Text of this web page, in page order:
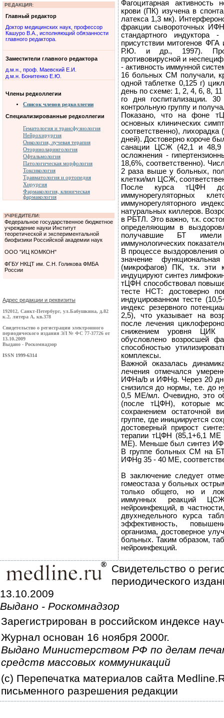
РЕДАКЦИЯ:
Главный редактор
Доктор медицинских наук, профессор
Кашуро В.А., исполняющий обязанности
главного редактора.
Заместители главного редактора
д.м.н., проф. Маевский Е.И.
д.м.н. Бонитенко Е.Ю.
Члены редколлегии
Список членов редколлегии
Специализированные редколлегии
Гематология и трансфузиология
Нейрохирургия
Онкология, лучевая терапия
Оториноларингология
Офтальмология
Патологическая морфология
Токсикология
Травматология и ортопедия
Хирургия
Фармакология, клиническая
фармакология
УЧРЕДИТЕЛИ:
Федеральное государственное бюджетное
учреждение науки Институт
теоретической и экспериментальной
биофизики Российской академии наук
ООО "ИЦ КОМКОН"
ФГБУ НКЦТ им. С.Н. Голикова ФМБА
России
Адрес редакции и реквизиты
192012, Санкт-Петербург, ул.Бабушкина, д.82
к.2, литера А, кв.378
Свидетельство о регистрации электронного
периодического издания ЭЛ № ФС 77-37726 от
13.10.2009
Выдано - Роскомнадзор
ISSN 1999-6314
Фагоцитарная активность
крови (ПК) изучена в
латекса 1,3 мк).
фракции сывороточных
стандартного
присутствии митогенов
Р.Ю. и др., 1997).
противовирусной и
- активность иммунной
16 больных СМ получали,
одной таблетке 0,125 г)
день по схеме: 1, 2, 4, 6, 8,
го дня госпитализации.
контрольную группу и
Показано, что на фоне
основных клинических
соответственно),
дней). Достоверно короче
санации ЦСЖ (42,1 и 48,9
осложнения -
18,6%, соответственно).
2 раза выше у больных,
клетки/мл ЦСЖ,
После курса тЦФН
иммунорегуляторных
иммунорегуляторного
натуральных киллеров.
в РБТЛ. Это важно, т.к.
определяющим в
получавшие БТ имели
иммунологических
В процессе выздоровления
значение
(микрофагов) ПК, т.к. эти
индуцируют синтез
тЦФН способствовал
тесте НСТ: достоверно
индуцированном тесте
индекс резервного
2,5), что указывает на
после лечения
снижением уровня ЦИК
обусловлено возросшей
способностью
комплексы.
Важной оказалась
лечения отмечался
ИФНa/b и ИФНg. Через 20
снизился до нормы, т.е. до
0,5 МЕ/мл. Очевидно, это
(после тЦФН), которые
сохранением остаточной
группе, где инициируется
достоверный прирост
терапии тЦФН (85,1+6,1 МЕ
МЕ). Меньше был синтез
В группе больных СМ на
ИФНg 35 - 40 МЕ,
В заключение следует
гомеостаза у больных
только общего, но и
иммунных реакций
нейроинфекций, в
двухнедельного курса
эффективность,
организма, достоверное
больных. Таким образом,
нейроинфекций.
Свидетельство о
периодического
13.10.2009
Выдано - Роскомнадзор
Зарегистрирован в российском индексе
Журнал основан 16 ноября 2000г.
Выдано Министерством РФ по делам
средств массовых коммуникаций
(c) Перепечатка материалов сайта
письменного разрешения редакции